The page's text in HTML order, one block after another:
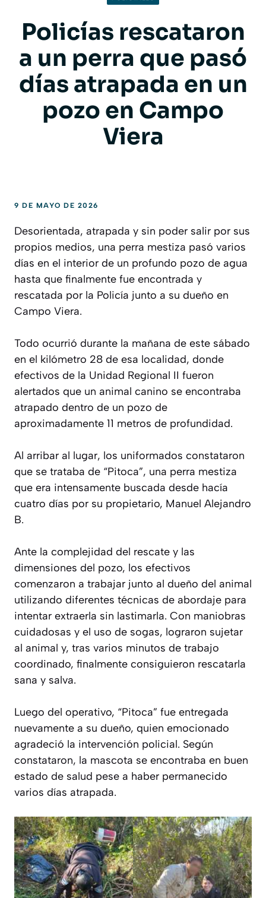
Policías rescataron
a un perra que pasó
días atrapada en un
pozo en Campo
Viera
9 DE MAYO DE 2026
Desorientada, atrapada y sin poder salir por sus
propios medios, una perra mestiza pasó varios
días en el interior de un profundo pozo de agua
hasta que finalmente fue encontrada y
rescatada por la Policía junto a su dueño en
Campo Viera.
Todo ocurrió durante la mañana de este sábado
en el kilómetro 28 de esa localidad, donde
efectivos de la Unidad Regional II fueron
alertados que un animal canino se encontraba
atrapado dentro de un pozo de
aproximadamente 11 metros de profundidad.
Al arribar al lugar, los uniformados constataron
que se trataba de “Pitoca”, una perra mestiza
que era intensamente buscada desde hacía
cuatro días por su propietario, Manuel Alejandro
B.
Ante la complejidad del rescate y las
dimensiones del pozo, los efectivos
comenzaron a trabajar junto al dueño del animal
utilizando diferentes técnicas de abordaje para
intentar extraerla sin lastimarla. Con maniobras
cuidadosas y el uso de sogas, lograron sujetar
al animal y, tras varios minutos de trabajo
coordinado, finalmente consiguieron rescatarla
sana y salva.
Luego del operativo, “Pitoca” fue entregada
nuevamente a su dueño, quien emocionado
agradeció la intervención policial. Según
constataron, la mascota se encontraba en buen
estado de salud pese a haber permanecido
varios días atrapada.